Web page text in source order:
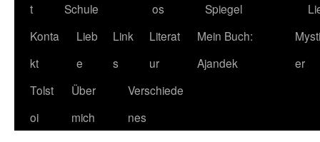
t
Schule
os
Spiegel
Konta
kt
Lieb
e
Link
s
Literat
ur
Mein Buch:
Ajandek
er
Tolst
oi
Über
mich
Verschiede
nes